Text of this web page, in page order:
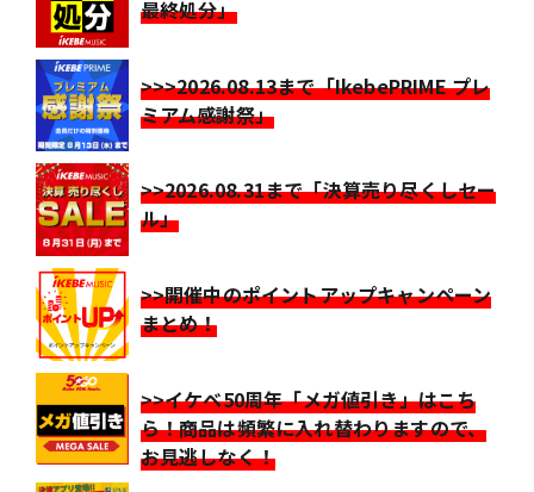
最終処分」
>>>2026.08.13まで「IkebePRIME プレ
ミアム感謝祭」
>>2026.08.31まで「決算売り尽くしセー
ル」
>>開催中のポイントアップキャンペーン
まとめ！
>>イケベ50周年「メガ値引き」はこち
ら！商品は頻繁に入れ替わりますので、
お見逃しなく！